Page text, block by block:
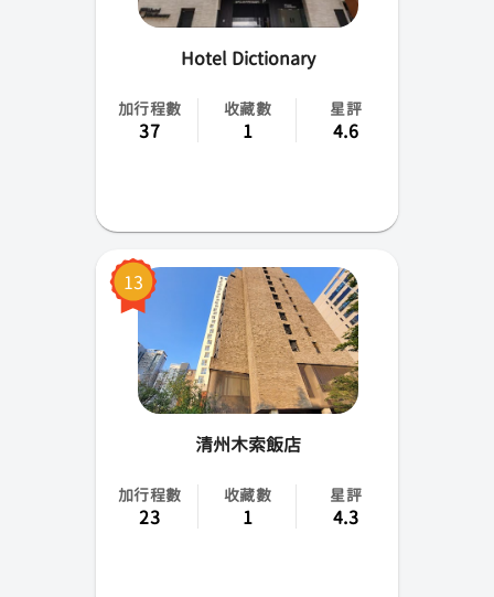
Hotel Dictionary
加行程數
37
收藏數
1
星評
4.6
13
清州木索飯店
加行程數
23
收藏數
1
星評
4.3